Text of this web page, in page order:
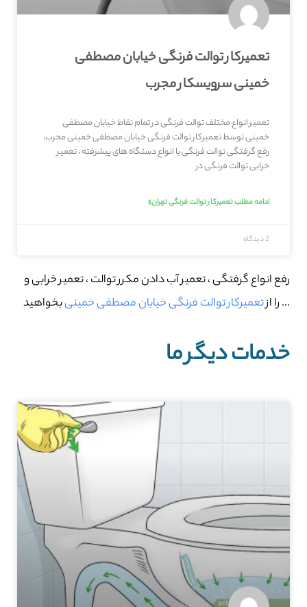
تعمیرکار توالت فرنگی خیابان مصطفی
خمینی سرویسکار مجرب
تعمیر انواع مختلف توالت فرنگی در تمام نقاط خیابان مصطفی
خمینی توسط تعمیرکار توالت فرنگی خیابان مصطفی خمینی مجرب،
رفع گرفتگی توالت فرنگی با انواع دستگاه های پیشرفته ، تعمیر
خرابی توالت فرنگی در
ادامه مطلب تعمیرکار توالت فرنگی تهران»
2 دیدگاه
رفع انواع گرفتگی ، تعمیر آب دادن مکرر توالت ، تعمیر خرابی و
… را ازتعمیرکار توالت فرنگی خیابان مصطفی خمینیبخواهید
خدمات دیگر ما